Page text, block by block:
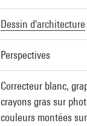
Dessin d'architecture
Perspectives
Correcteur blanc,
crayons gras sur
couleurs montées